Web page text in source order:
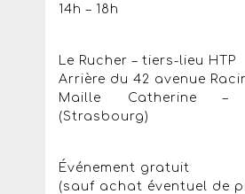
14h – 18h
Le Rucher – tiers-lieu HTP
Arrière du 42 avenue
Maille Catherine –
(Strasbourg)
Événement gratuit
(sauf achat éventuel de